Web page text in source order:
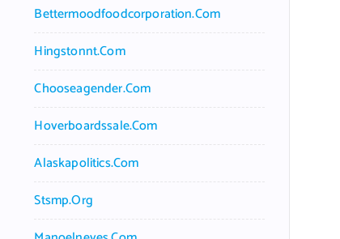
Bettermoodfoodcorporation.com
Hingstonnt.com
Chooseagender.com
Hoverboardssale.com
Alaskapolitics.com
Stsmp.org